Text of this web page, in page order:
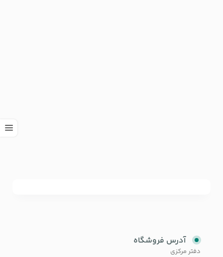
آدرس فروشگاه
دفتر مرکزی